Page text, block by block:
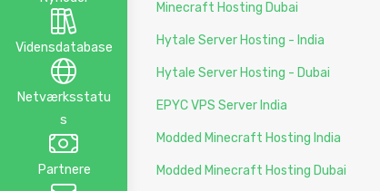
Vidensdatabase
Netværksstatu
s
Partnere
Minecraft Hosting Dubai
Hytale Server Hosting - India
Hytale Server Hosting - Dubai
EPYC VPS Server India
Modded Minecraft Hosting India
Modded Minecraft Hosting Dubai